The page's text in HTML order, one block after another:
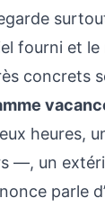
fourni et
concrets
heures,
—, un
parle